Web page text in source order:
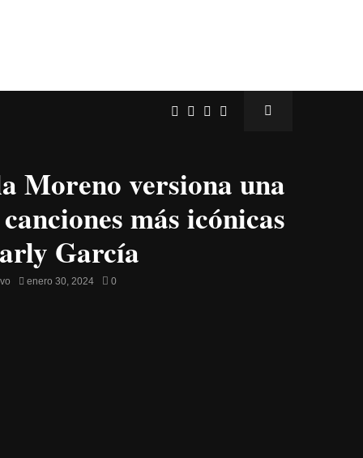
Moreno versiona una
más icónicas
García
enero 30, 2024 0